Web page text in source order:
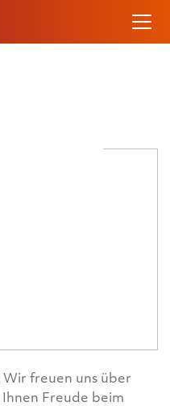
freuen uns über
Ihnen Freude beim